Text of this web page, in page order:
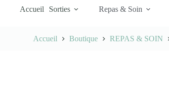
Accueil Sorties Repas & Soin
Accueil Boutique REPAS & SOIN